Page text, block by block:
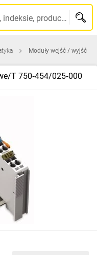
Szukaj po nazwie, indeksie, producencie, kodzie kreskowym...
Moduły wejść / wyjść
T 750‑454/025‑000